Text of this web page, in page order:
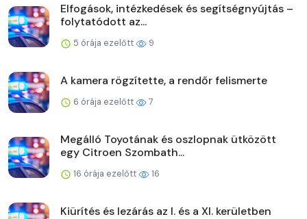
Elfogások, intézkedések és segítségnyújtás –
folytatódott az...
5 órája ezelőtt 9
A kamera rögzítette, a rendőr felismerte
6 órája ezelőtt 7
Megálló Toyotának és oszlopnak ütközött
egy Citroen Szombath...
16 órája ezelőtt 16
Kiürítés és lezárás az I. és a XI. kerületben